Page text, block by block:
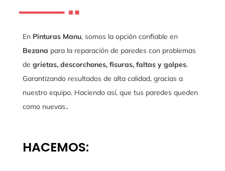
En Pinturas Manu, somos la opción confiable en
Bezana para la reparación de paredes con problemas
de grietas, descorchones, fisuras, faltas y golpes.
Garantizando resultados de alta calidad, gracias a
nuestro equipo. Haciendo así, que tus paredes queden
como nuevas..
HACEMOS: